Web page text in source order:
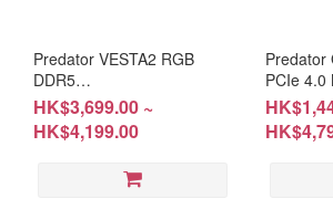
Predator VESTA2 RGB
DDR5
32GB(16GB*2)/64GB(32GB*2)
6000Mhz（RM-
AV5D32B/32D/64B/32W/64W)
HK$3,699.00 ~
HK$4,199.00
Predator
PCIe 4.0